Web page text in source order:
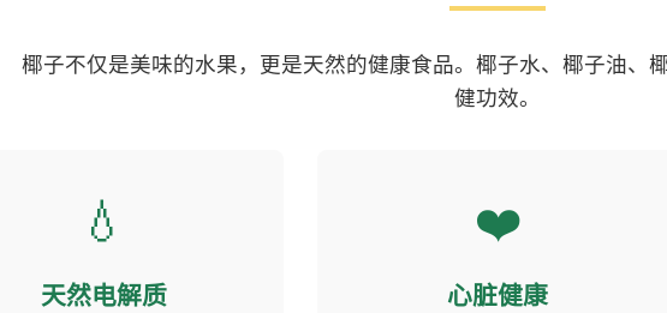
椰子不仅是美味的水果，更是天然的健康食品。椰子水、椰子油、
健功效。
💧
天然电解质
❤️
心脏健康